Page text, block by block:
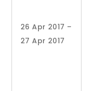
26 Apr 2017 –
27 Apr 2017